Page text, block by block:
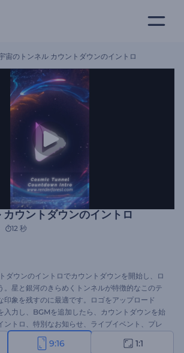
宙のトンネル カウントダウンのイントロ
ウントダウンのイントロ
12 秒
ダウンのイントロでカウントダウンを開始し、ロ
。星と銀河のきらめくトンネルが特徴的なこのテ
印象を残すのに最適です。ロゴをアップロード
入力し、BGMを追加したら、カウントダウンを始
ントロ、特別なお知らせ、ライブイベント、プレ
ニング、新製品の発表などに最適です。今すぐ作
ェクトを際立たせましょう！
9:16 1:1